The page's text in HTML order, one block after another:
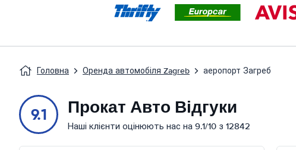
Головна Оренда автомобіля Zagreb аеропорт Загреб
9.1 Прокат Авто Відгуки
Наші клієнти оцінюють нас на 9.1/10 з 12842